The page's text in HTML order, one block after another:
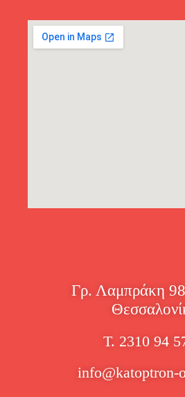
Γρ. Λαμπράκη
Τ. 2310 94
info@katoptron-